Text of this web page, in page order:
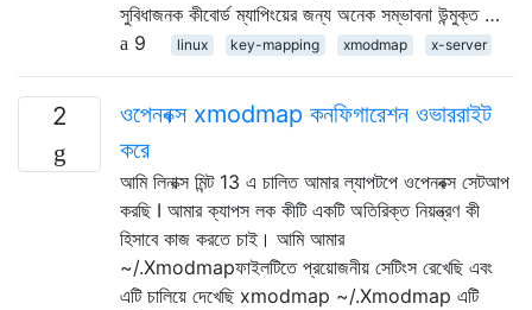
সুবিধাজনক কীবোর্ড ম্যাপিংয়ের জন্য অনেক সম্ভাবনা উন্মুক্ত …
9
linux key-mapping xmodmap x-server
2
ওপেনবক্স xmodmap কনফিগারেশন ওভাররাইট
করে
আমি লিনাক্স মিন্ট 13 এ চালিত আমার ল্যাপটপে ওপেনবক্স সেটআপ
করছি I আমার ক্যাপস লক কীটি একটি অতিরিক্ত নিয়ন্ত্রণ কী
হিসাবে কাজ করতে চাই। আমি আমার
~/.Xmodmapফাইলটিতে প্রয়োজনীয় সেটিংস রেখেছি এবং
এটি চালিয়ে দেখেছি xmodmap ~/.Xmodmap এটি